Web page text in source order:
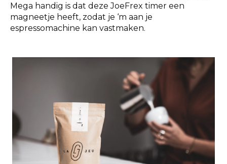
Mega handig is dat deze JoeFrex timer een
magneetje heeft, zodat je ‘m aan je
espressomachine kan vastmaken.